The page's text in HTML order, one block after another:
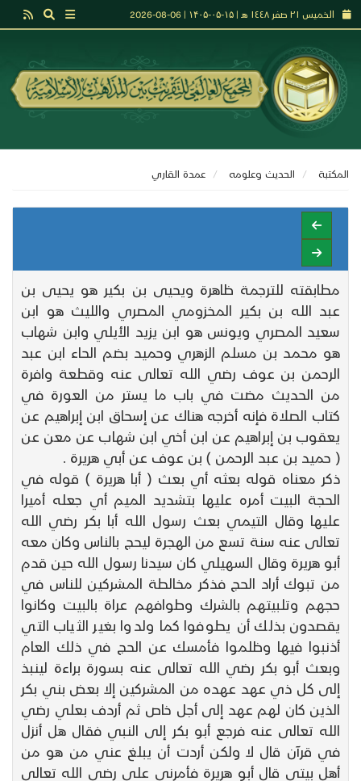
الخميس ٢١ صفر ١٤٤٨ هـ | ۱۵-۰۵-۱۴۰۵ | 06-08-2026
المكتبة الحديث وعلومه عمدة القاري
مطابقته للترجمة ظاهرة ويحيى بن بكير هو يحيى بن
عبد الله بن بكير المخزومي المصري والليث هو ابن
سعيد المصري ويونس هو ابن يزيد الأيلي وابن شهاب
هو محمد بن مسلم الزهري وحميد بضم الحاء ابن عبد
الرحمن بن عوف رضي الله تعالى عنه وقطعة وافرة
من الحديث مضت في باب ما يستر من العورة في
كتاب الصلاة فإنه أخرجه هناك عن إسحاق ابن إبراهيم عن
يعقوب بن إبراهيم عن ابن أخي ابن شهاب عن معن عن
( حميد بن عبد الرحمن ) بن عوف عن أبي هريرة .
ذكر معناه قوله بعثه أي بعث ( أبا هريرة ) قوله في
الحجة البيت أمره عليها بتشديد الميم أي جعله أميرا
عليها وقال التيمي بعث رسول الله أبا بكر رضي الله
تعالى عنه سنة تسع من الهجرة ليحج بالناس وكان معه
أبو هريرة وقال السهيلي كان سيدنا رسول الله حين قدم
من تبوك أراد الحج فذكر مخالطة المشركين للناس في
حجهم وتلبيتهم بالشرك وطوافهم عراة بالبيت وكانوا
يقصدون بذلك أن يطوفوا كما ولدوا بغير الثياب التي
أذنبوا فيها وظلموا فأمسك عن الحج في ذلك العام
وبعث أبو بكر رضي الله تعالى عنه بسورة براءة لينبذ
إلى كل ذي عهد عهده من المشركين إلا بعض بني بكر
الذين كان لهم عهد إلى أجل خاص ثم أردف بعلي رضي
الله تعالى عنه فرجع أبو بكر إلى النبي فقال هل أنزل
في قرآن قال لا ولكن أردت أن يبلغ عني من هو من
أهل بيتي قال أبو هريرة فأمرني علي رضي الله تعالى